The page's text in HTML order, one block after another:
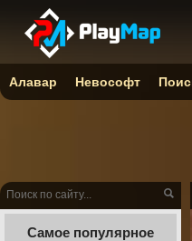
Самое популярное
Алавар Невософт